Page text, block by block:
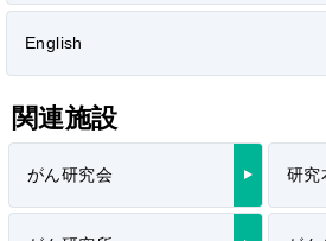
English
関連施設
がん研究会 研究